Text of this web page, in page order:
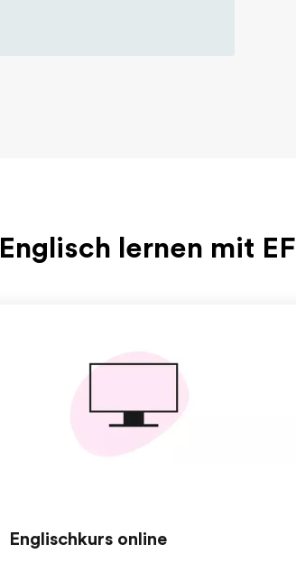
Englisch lernen mit EF
Englischkurs online